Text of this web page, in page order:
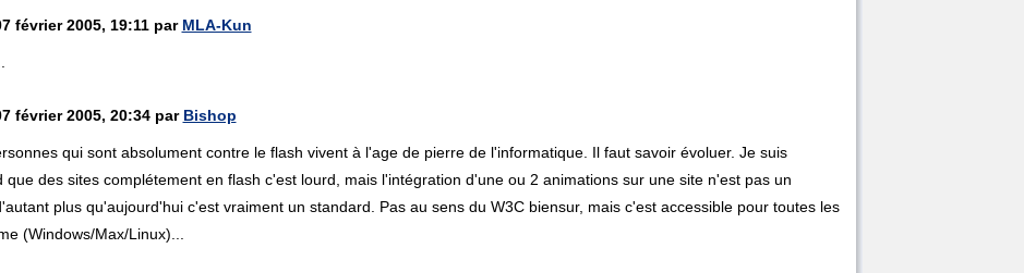
février 2005, 19:11 par MLA-Kun
février 2005, 20:34 par Bishop
qui sont absolument contre le flash vivent à l'age de pierre de l'informatique. Il faut savoir évoluer. Je suis
que des sites complétement en flash c'est lourd, mais l'intégration d'une ou 2 animations sur une site n'est pas un
plus qu'aujourd'hui c'est vraiment un standard. Pas au sens du W3C biensur, mais c'est accessible pour toutes les
(Windows/Max/Linux)...